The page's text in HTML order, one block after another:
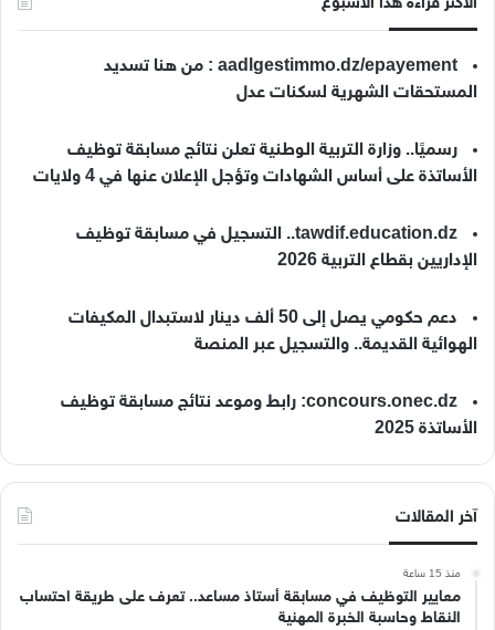
aadlgestimmo.dz/epayement : من هنا تسديد
المستحقات الشهرية لسكنات عدل
رسميًا.. وزارة التربية الوطنية تعلن نتائج مسابقة توظيف
الأساتذة على أساس الشهادات وتؤجل الإعلان عنها في 4 ولايات
tawdif.education.dz.. التسجيل في مسابقة توظيف
الإداريين بقطاع التربية 2026
دعم حكومي يصل إلى 50 ألف دينار لاستبدال المكيفات
الهوائية القديمة.. والتسجيل عبر المنصة
concours.onec.dz: رابط وموعد نتائج مسابقة توظيف
الأساتذة 2025
آخر المقالات
منذ 15 ساعة
معايير التوظيف في مسابقة أستاذ مساعد.. تعرف على طريقة احتساب
النقاط وحاسبة الخبرة المهنية